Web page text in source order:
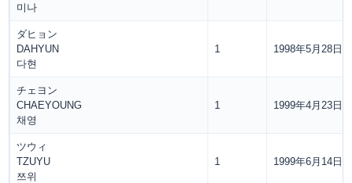
미나
ダヒョン
DAHYUN
다현
1 1998年5月28日
チェヨン
CHAEYOUNG
채영
1 1999年4月23日
ツウィ
TZUYU
쯔위
1 1999年6月14日